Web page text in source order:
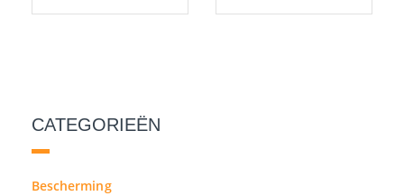
CATEGORIEËN
Bescherming